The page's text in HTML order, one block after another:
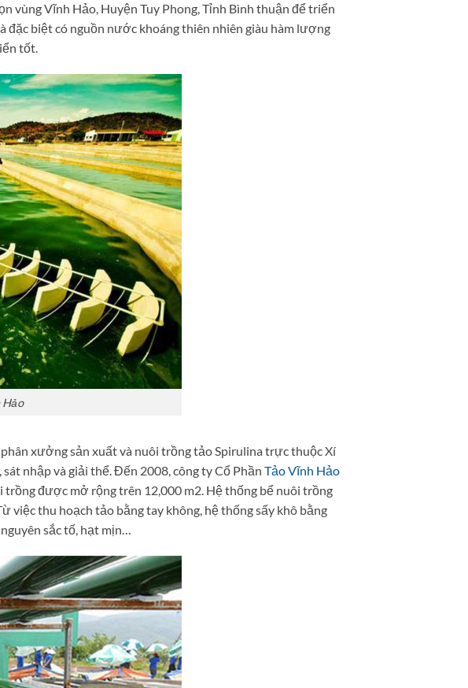
vùng Vĩnh Hảo, Huyện Tuy Phong, Tỉnh Bình thuận để triển
biệt có nguồn nước khoáng thiên nhiên giàu hàm lượng
tốt.
Hảo
xưởng sản xuất và nuôi trồng tảo Spirulina trực thuộc Xí
nhập và giải thể. Đến 2008, công ty Cổ Phần Tảo Vĩnh Hảo
được mở rộng trên 12,000 m2. Hệ thống bể nuôi trồng
việc thu hoạch tảo bằng tay không, hệ thống sấy khô bằng
sắc tố, hạt mịn…